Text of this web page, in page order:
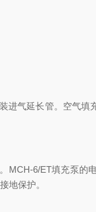
气延长管。空气
6/ET填充泵的
地保护。